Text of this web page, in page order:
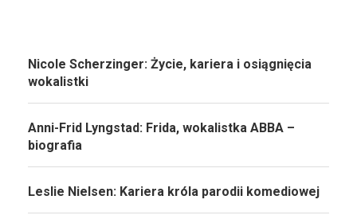
Nicole Scherzinger: Życie, kariera i osiągnięcia
wokalistki
Anni-Frid Lyngstad: Frida, wokalistka ABBA –
biografia
Leslie Nielsen: Kariera króla parodii komediowej